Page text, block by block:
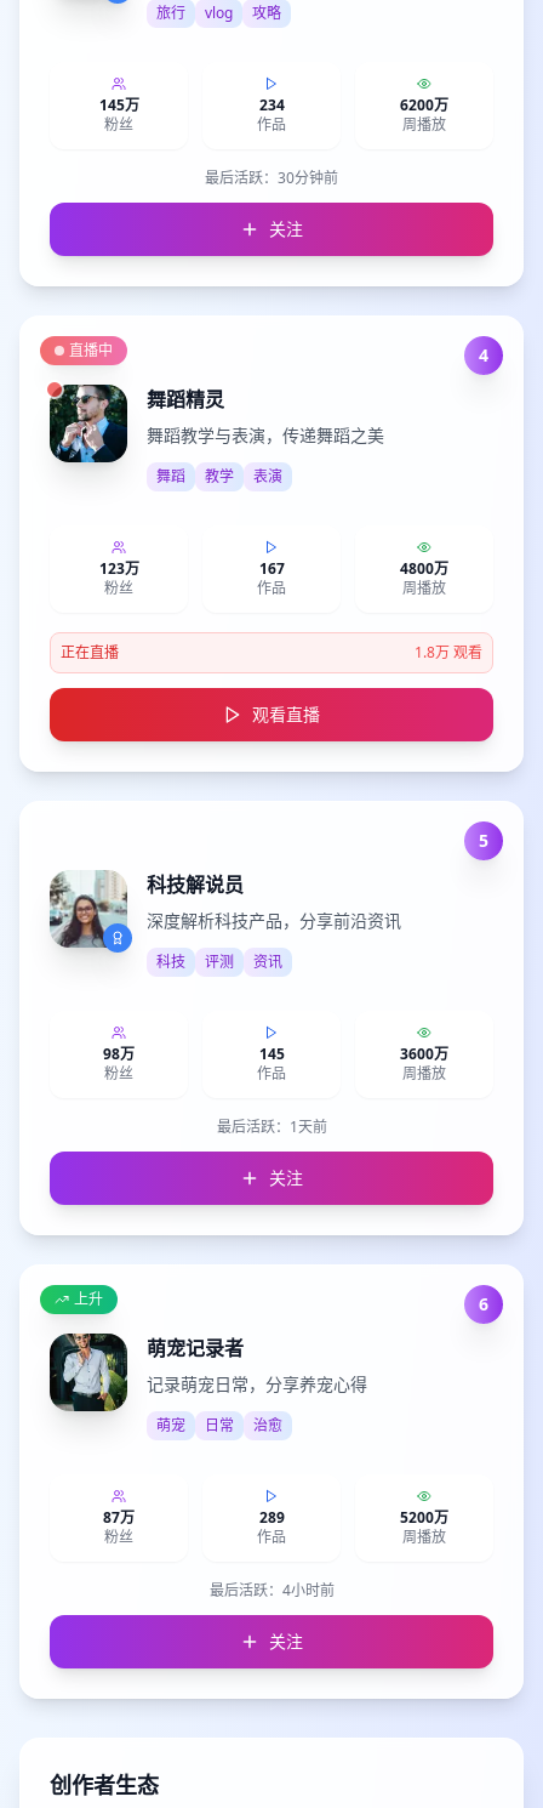
旅行 vlog 攻略
145万
粉丝
234
作品
6200万
周播放
最后活跃： 30分钟前
关注
4
直播中
舞蹈精灵
舞蹈教学与表演，传递舞蹈之美
舞蹈 教学 表演
123万
粉丝
167
作品
4800万
周播放
正在直播 1.8万观看
观看直播
5
科技解说员
深度解析科技产品，分享前沿资讯
科技 评测 资讯
98万
粉丝
145
作品
3600万
周播放
最后活跃： 1天前
关注
6
上升
萌宠记录者
记录萌宠日常，分享养宠心得
萌宠 日常 治愈
87万
粉丝
289
作品
5200万
周播放
最后活跃： 4小时前
关注
创作者生态